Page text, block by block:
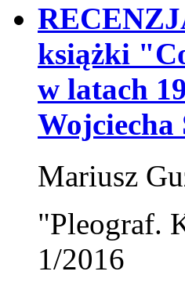
książki
w latach
Wojciecha
Mariusz
"Pleograf.
1/2016